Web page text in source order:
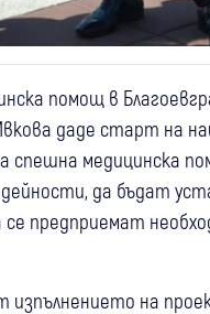
помощ в
даде старт на
спешна медицинска
да бъдат
предприемат
на